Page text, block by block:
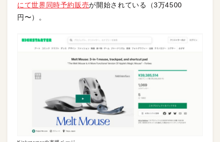
にて世界同時予約販売が開始されている（3万4500
円〜）。